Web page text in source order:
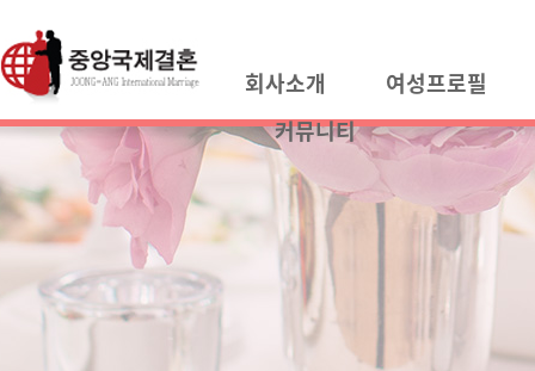
회사소개
여성프로필
커뮤니티